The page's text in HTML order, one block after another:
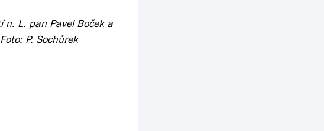
L. pan Pavel Boček a
P. Sochůrek